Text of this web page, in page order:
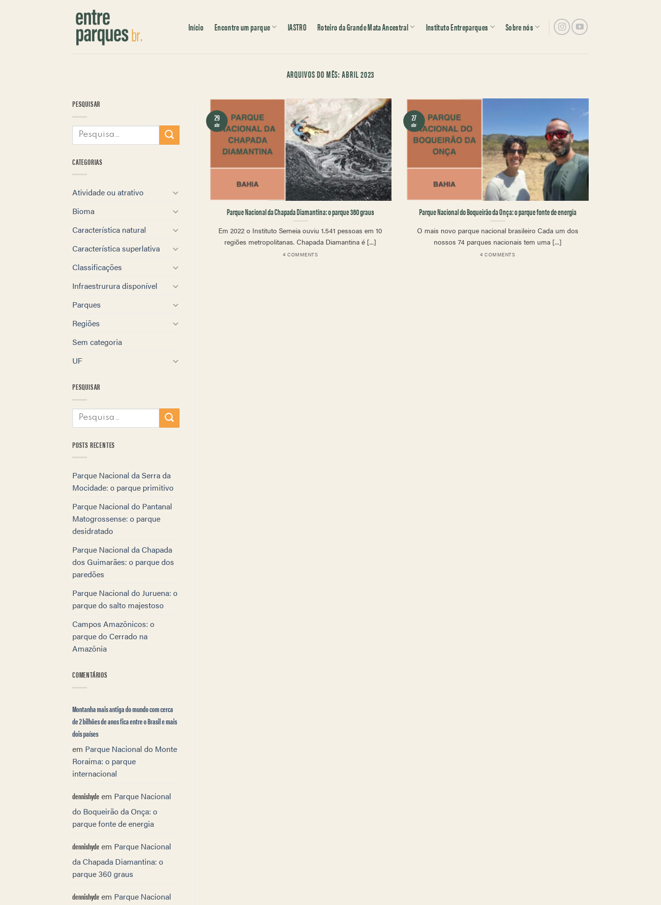
Início Encontre um parque IASTRO Roteiro da Grande Mata Ancestral Instituto Entreparques Sobre nós
ARQUIVOS DO MÊS:ABRIL 2023
PESQUISAR
CATEGORIAS
Atividade ou atrativo
Bioma
Característica natural
Característica superlativa
Classificações
Infraestrurura disponível
Parques
Regiões
Sem categoria
UF
PESQUISAR
POSTS RECENTES
Parque Nacional da Serra da
Mocidade: o parque primitivo
Parque Nacional do Pantanal
Matogrossense: o parque
desidratado
Parque Nacional da Chapada
dos Guimarães: o parque dos
paredões
Parque Nacional do Juruena: o
parque do salto majestoso
Campos Amazônicos: o
parque do Cerrado na
Amazônia
COMENTÁRIOS
Montanha mais antiga do mundo com cerca
de 2 bilhões de anos fica entre o Brasil e mais
dois países
em Parque Nacional do Monte
Roraima: o parque
internacional
dennishydeem Parque Nacional
do Boqueirão da Onça: o
parque fonte de energia
dennishydeem Parque Nacional
da Chapada Diamantina: o
parque 360 graus
dennishydeem Parque Nacional
Parque Nacional da Chapada Diamantina: o parque 360 graus
Em 2022 o Instituto Semeia ouviu 1.541 pessoas em 10
regiões metropolitanas. Chapada Diamantina é [...]
4 COMMENTS
29
abr
Parque Nacional do Boqueirão da Onça: o parque fonte de energia
O mais novo parque nacional brasileiro Cada um dos
nossos 74 parques nacionais tem uma [...]
4 COMMENTS
27
abr